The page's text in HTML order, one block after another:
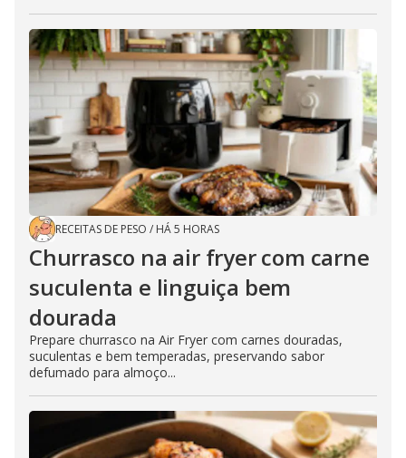
RECEITAS DE PESO / HÁ 5 HORAS
Churrasco na air fryer com carne
suculenta e linguiça bem
dourada
Prepare churrasco na Air Fryer com carnes douradas,
suculentas e bem temperadas, preservando sabor
defumado para almoço...